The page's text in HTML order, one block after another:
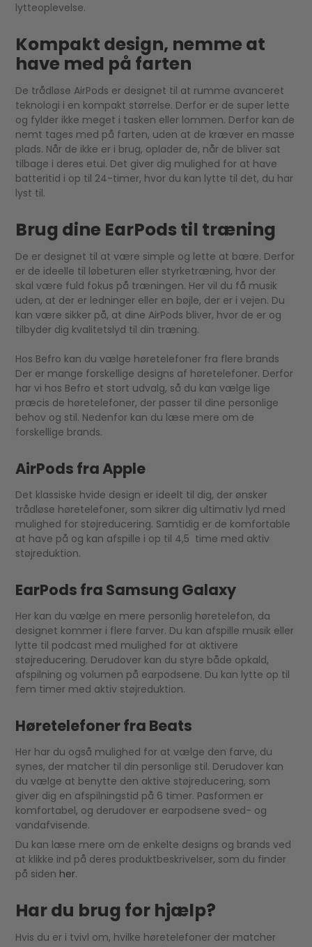
lytteoplevelse.
Kompakt design, nemme at
have med på farten
De trådløse AirPods er designet til at rumme avanceret
teknologi i en kompakt størrelse. Derfor er de super lette
og fylder ikke meget i tasken eller lommen. Derfor kan de
nemt tages med på farten, uden at de kræver en masse
plads. Når de ikke er i brug, oplader de, når de bliver sat
tilbage i deres etui. Det giver dig mulighed for at have
batteritid i op til 24-timer, hvor du kan lytte til det, du har
lyst til.
Brug dine EarPods til træning
De er designet til at være simple og lette at bære. Derfor
er de ideelle til løbeturen eller styrketræning, hvor der
skal være fuld fokus på træningen. Her vil du få musik
uden, at der er ledninger eller en bøjle, der er i vejen. Du
kan være sikker på, at dine AirPods bliver, hvor de er og
tilbyder dig kvalitetslyd til din træning.
Hos Befro kan du vælge høretelefoner fra flere brands
Der er mange forskellige designs af høretelefoner. Derfor
har vi hos Befro et stort udvalg, så du kan vælge lige
præcis de høretelefoner, der passer til dine personlige
behov og stil. Nedenfor kan du læse mere om de
forskellige brands.
AirPods fra Apple
Det klassiske hvide design er ideelt til dig, der ønsker
trådløse høretelefoner, som sikrer dig ultimativ lyd med
mulighed for støjreducering. Samtidig er de komfortable
at have på og kan afspille i op til 4,5 time med aktiv
støjreduktion.
EarPods fra Samsung Galaxy
Her kan du vælge en mere personlig høretelefon, da
designet kommer i flere farver. Du kan afspille musik eller
lytte til podcast med mulighed for at aktivere
støjreducering. Derudover kan du styre både opkald,
afspilning og volumen på earpodsene. Du kan lytte op til
fem timer med aktiv støjreduktion.
Høretelefoner fra Beats
Her har du også mulighed for at vælge den farve, du
synes, der matcher til din personlige stil. Derudover kan
du vælge at benytte den aktive støjreducering, som
giver dig en afspilningstid på 6 timer. Pasformen er
komfortabel, og derudover er earpodsene sved- og
vandafvisende.
Du kan læse mere om de enkelte designs og brands ved
at klikke ind på deres produktbeskrivelser, som du finder
på siden her.
Har du brug for hjælp?
Hvis du er i tvivl om, hvilke høretelefoner der matcher